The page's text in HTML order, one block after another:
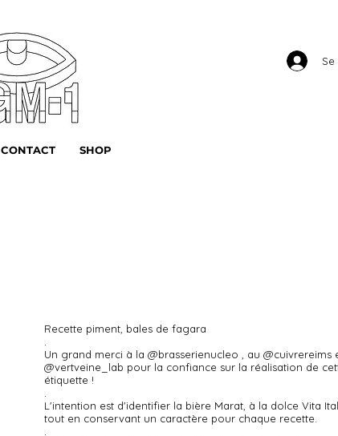
Se
CONTACT SHOP
Recette piment, bales de fagara
Un grand merci à la @brasserienucleo , au @cuivrereims
@vertveine_lab pour la confiance sur la réalisation de
étiquette !
L'intention est d'identifier la bière Marat, à la dolce Vita
tout en conservant un caractère pour chaque recette.